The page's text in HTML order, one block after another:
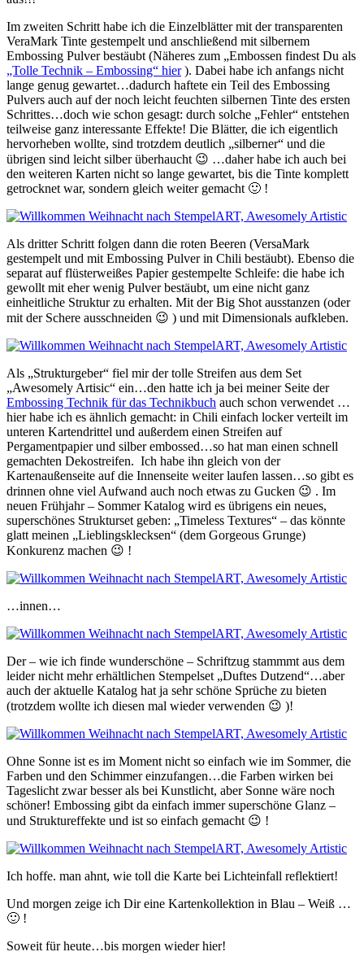
Im zweiten Schritt habe ich die Einzelblätter mit der transparenten
VeraMark Tinte gestempelt und anschließend mit silbernem
Embossing Pulver bestäubt (Näheres zum „Embossen findest Du als
„Tolle Technik – Embossing“ hier). Dabei habe ich anfangs nicht
lange genug gewartet…dadurch haftete ein Teil des Embossing
Pulvers auch auf der noch leicht feuchten silbernen Tinte des ersten
Schrittes…doch wie schon gesagt: durch solche „Fehler“ entstehen
teilweise ganz interessante Effekte! Die Blätter, die ich eigentlich
hervorheben wollte, sind trotzdem deutlich „silberner“ und die
übrigen sind leicht silber überhaucht 😉 …daher habe ich auch bei
den weiteren Karten nicht so lange gewartet, bis die Tinte komplett
getrocknet war, sondern gleich weiter gemacht 🙂 !
Als dritter Schritt folgen dann die roten Beeren (VersaMark
gestempelt und mit Embossing Pulver in Chili bestäubt). Ebenso die
separat auf flüsterweißes Papier gestempelte Schleife: die habe ich
gewollt mit eher wenig Pulver bestäubt, um eine nicht ganz
einheitliche Struktur zu erhalten. Mit der Big Shot ausstanzen (oder
mit der Schere ausschneiden 😉 ) und mit Dimensionals aufkleben.
Als „Strukturgeber“ fiel mir der tolle Streifen aus dem Set
„Awesomely Artisic“ ein…den hatte ich ja bei meiner Seite der
Embossing Technik für das Technikbuch auch schon verwendet …
hier habe ich es ähnlich gemacht: in Chili einfach locker verteilt im
unteren Kartendrittel und außerdem einen Streifen auf
Pergamentpapier und silber embossed…so hat man einen schnell
gemachten Dekostreifen. Ich habe ihn gleich von der
Kartenaußenseite auf die Innenseite weiter laufen lassen…so gibt es
drinnen ohne viel Aufwand auch noch etwas zu Gucken 😉 . Im
neuen Frühjahr – Sommer Katalog wird es übrigens ein neues,
superschönes Strukturset geben: „Timeless Textures“ – das könnte
glatt meinen „Lieblingsklecksen“ (dem Gorgeous Grunge)
Konkurenz machen 😉 !
…innen…
Der – wie ich finde wunderschöne – Schriftzug stammmt aus dem
leider nicht mehr erhältlichen Stempelset „Duftes Dutzend“…aber
auch der aktuelle Katalog hat ja sehr schöne Sprüche zu bieten
(trotzdem wollte ich diesen mal wieder verwenden 😉 )!
Ohne Sonne ist es im Moment nicht so einfach wie im Sommer, die
Farben und den Schimmer einzufangen…die Farben wirken bei
Tageslicht zwar besser als bei Kunstlicht, aber Sonne wäre noch
schöner! Embossing gibt da einfach immer superschöne Glanz –
und Struktureffekte und ist so einfach gemacht 😉 !
Ich hoffe. man ahnt, wie toll die Karte bei Lichteinfall reflektiert!
Und morgen zeige ich Dir eine Kartenkollektion in Blau – Weiß …
🙂 !
Soweit für heute…bis morgen wieder hier!